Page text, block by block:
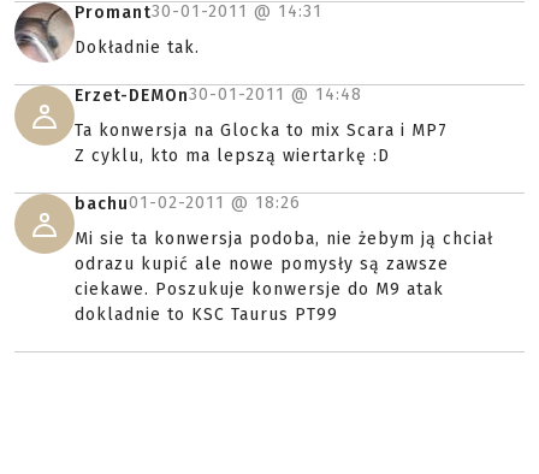
Promant30-01-2011 @ 14:31
Dokładnie tak.
Erzet-DEMOn30-01-2011 @ 14:48
Ta konwersja na Glocka to mix Scara i MP7
Z cyklu, kto ma lepszą wiertarkę :D
bachu01-02-2011 @ 18:26
Mi sie ta konwersja podoba, nie żebym ją chciał
odrazu kupić ale nowe pomysły są zawsze
ciekawe. Poszukuje konwersje do M9 atak
dokladnie to KSC Taurus PT99